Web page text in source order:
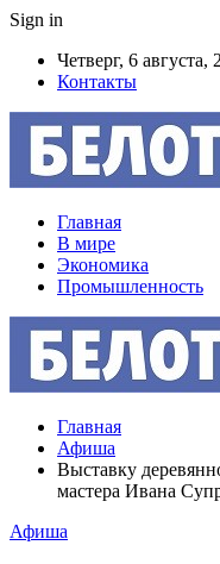
Sign in
Четверг, 6 августа,
Контакты
Главная
В мире
Экономика
Промышленность
Главная
Афиша
Выставку
мастера Ивана
Афиша